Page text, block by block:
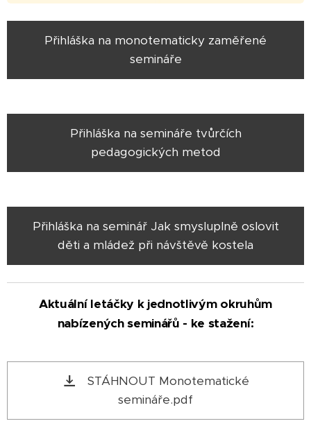
Přihláška na monotematicky zaměřené
semináře
Přihláška na semináře tvůrčích
pedagogických metod
Přihláška na seminář Jak smysluplně oslovit
děti a mládež při návštěvě kostela
Aktuální letáčky k jednotlivým okruhům
nabízených seminářů - ke stažení:
STÁHNOUT Monotematické
semináře.pdf